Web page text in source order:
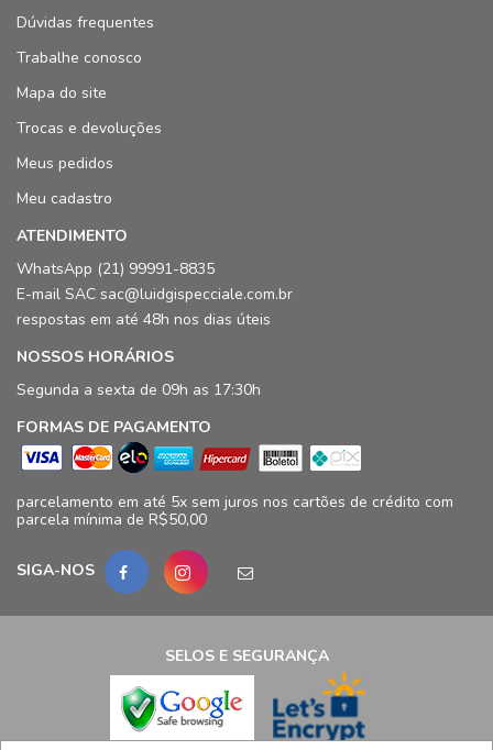
Dúvidas frequentes
Trabalhe conosco
Mapa do site
Trocas e devoluções
Meus pedidos
Meu cadastro
ATENDIMENTO
WhatsApp (21) 99991-8835
E-mail SAC sac@luidgispecciale.com.br
respostas em até 48h nos dias úteis
NOSSOS HORÁRIOS
Segunda a sexta de 09h as 17:30h
FORMAS DE PAGAMENTO
parcelamento em até 5x sem juros nos cartões de crédito com
parcela mínima de R$50,00
SIGA-NOS
SELOS E SEGURANÇA